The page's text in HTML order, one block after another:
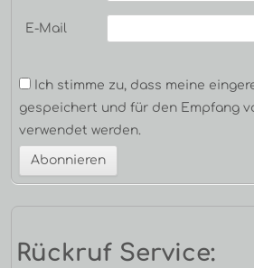
E-Mail
Ich stimme zu, dass meine
gespeichert und für den Empfang
verwendet werden.
Rückruf Service: